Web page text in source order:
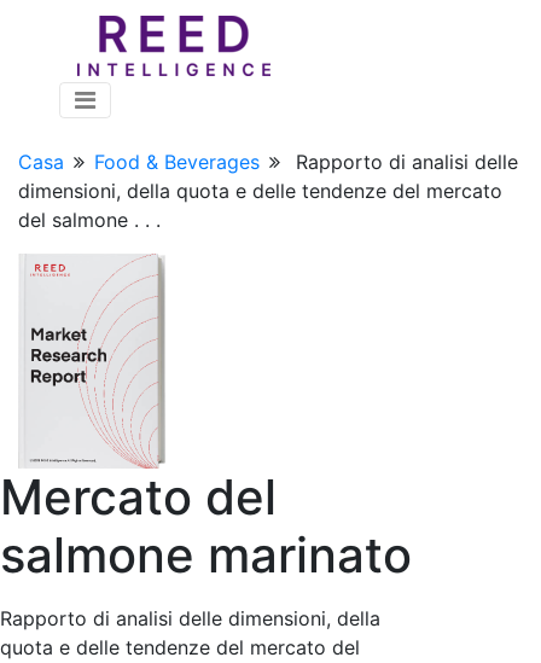
Casa Food & Beverages
Rapporto di analisi delle
dimensioni, della quota e delle tendenze del mercato
del salmone . . .
Mercato del
salmone marinato
Rapporto di analisi delle dimensioni, della
quota e delle tendenze del mercato del